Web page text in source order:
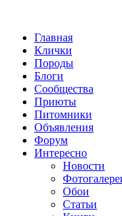
Главная
Клички
Породы
Блоги
Сообщества
Приюты
Питомники
Объявления
Форум
Интересно
Новости
Обои
Статьи